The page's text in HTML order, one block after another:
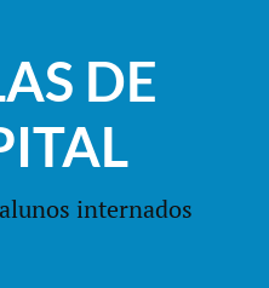
DE
internados